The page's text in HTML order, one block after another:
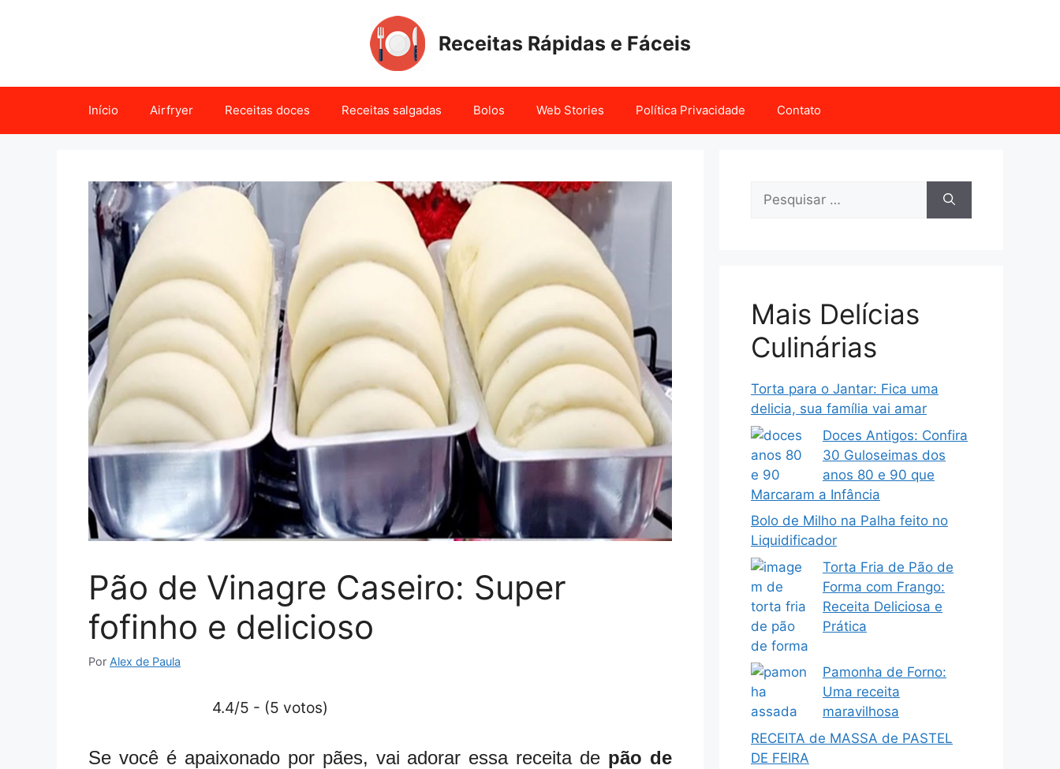
Receitas Rápidas e Fáceis
Início Airfryer Receitas doces Receitas salgadas Bolos Web Stories Política Privacidade Contato
Pão de Vinagre Caseiro: Super
fofinho e delicioso
Por Alex de Paula
4.4/5 - (5 votos)
Se você é apaixonado por pães, vai adorar essa receita de pão de
Pesquisar
Mais Delícias
Culinárias
Torta para o Jantar: Fica uma
delicia, sua família vai amar
Doces Antigos: Confira
30 Guloseimas dos
anos 80 e 90 que
Marcaram a Infância
Bolo de Milho na Palha feito no
Liquidificador
Torta Fria de Pão de
Forma com Frango:
Receita Deliciosa e
Prática
Pamonha de Forno:
Uma receita
maravilhosa
RECEITA de MASSA de PASTEL
DE FEIRA